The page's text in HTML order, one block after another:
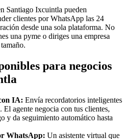
Santiago Ixcuintla pueden
clientes por WhatsApp las 24
desde una sola plataforma. No
una pyme o diriges una empresa
para negocios
IA: Envía recordatorios inteligentes
agente negocia con tus clientes,
y da seguimiento automático hasta
WhatsApp: Un asistente virtual que